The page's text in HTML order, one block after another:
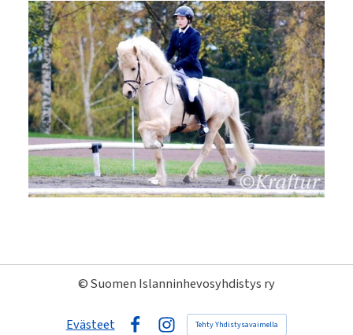
©Suomen Islanninhevosyhdistys ry
Evästeet
Tehty Yhdistysavaimella